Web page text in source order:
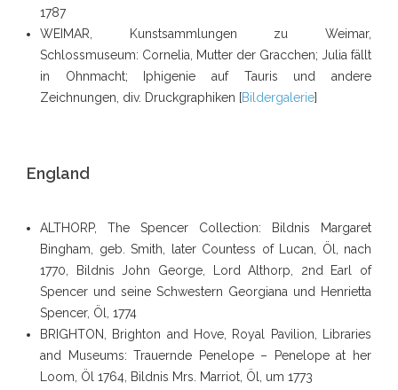
1787
WEIMAR, Kunstsammlungen zu Weimar,
Schlossmuseum: Cornelia, Mutter der Gracchen; Julia fällt
in Ohnmacht; Iphigenie auf Tauris und andere
Zeichnungen, div. Druckgraphiken [Bildergalerie]
England
ALTHORP, The Spencer Collection: Bildnis Margaret
Bingham, geb. Smith, later Countess of Lucan, Öl, nach
1770, Bildnis John George, Lord Althorp, 2nd Earl of
Spencer und seine Schwestern Georgiana und Henrietta
Spencer, Öl, 1774
BRIGHTON, Brighton and Hove, Royal Pavilion, Libraries
and Museums: Trauernde Penelope – Penelope at her
Loom, Öl 1764, Bildnis Mrs. Marriot, Öl, um 1773